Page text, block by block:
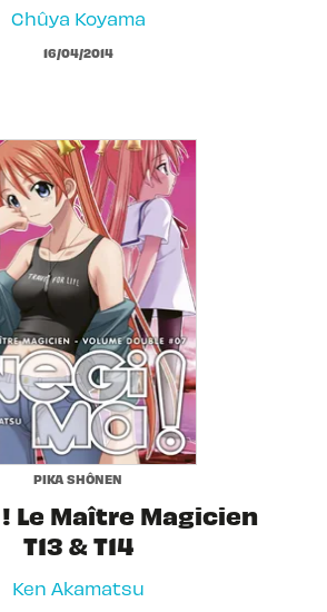
Chûya Koyama
16/04/2014
PIKA SHÔNEN
Le Maître Magicien
T13 & T14
Ken Akamatsu